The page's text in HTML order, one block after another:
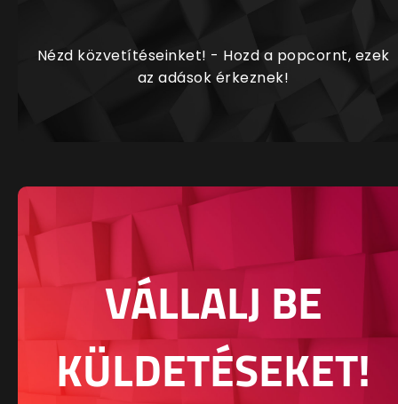
Nézd közvetítéseinket! - Hozd a popcornt, ezek
az adások érkeznek!
VÁLLALJ BE
KÜLDETÉSEKET!